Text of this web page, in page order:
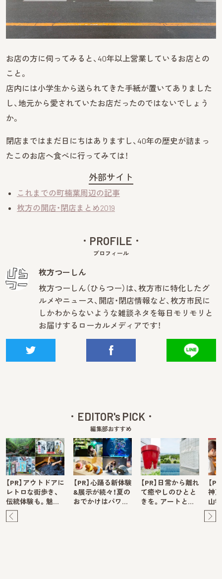
お店の方に伺ってみると、40年以上営業しているお店との
こと。
店内には小学生から送られてきた手紙が置いてありました
し、地元から愛されていたお店だったのではないでしょう
か。
閉店まではまだ日にちはありますし、40年の歴史が詰まっ
たこのお店へ食べに行ってみては！
外部サイト
これまでの町楠葉周辺の記事
枚方の開店・閉店まとめ2019
PROFILE
プロフィール
枚方つーしん
枚方つーしん（ひらつー）は、枚方市に特化したグ
ルメやニュース、開店・閉店情報など、枚方市民に
しかわからないような雑談ネタを毎日モリモリと
お届けするローカルメディアです！
EDITOR's PICK
編集部おすすめ
【PR】アウトドアに
レトロな街歩き、
伝統体験も。魅…
【PR】心踊る新体験
&展示が続々！夏の
おでかけはパワ…
【PR】日常から離れ
て癒やしのひとと
きを。アートと…
【
神
山